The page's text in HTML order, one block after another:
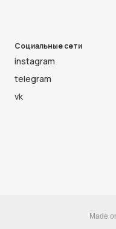
Социальные сети
instagram
telegram
vk
Made